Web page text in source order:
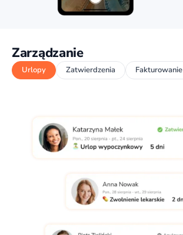
Zarządzanie
Urlopy Zatwierdzenia Fakturowanie